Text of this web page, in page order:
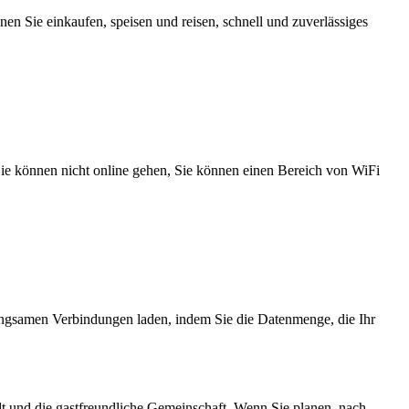
Sie einkaufen, speisen und reisen, schnell und zuverlässiges
können nicht online gehen, Sie können einen Bereich von WiFi
Verbindungen laden, indem Sie die Datenmenge, die Ihr